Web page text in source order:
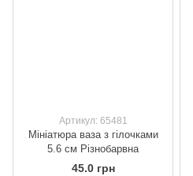
Артикул: 65481
Мініатюра ваза з гілочками
5.6 см Різнобарвна
45.0 грн